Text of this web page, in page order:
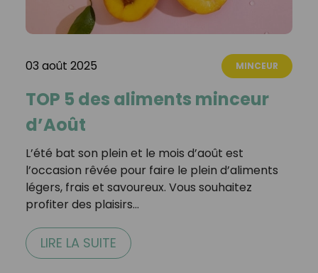
03 août 2025 MINCEUR
TOP 5 des aliments minceur
d’Août
L’été bat son plein et le mois d’août est
l’occasion rêvée pour faire le plein d’aliments
légers, frais et savoureux. Vous souhaitez
profiter des plaisirs…
LIRE LA SUITE